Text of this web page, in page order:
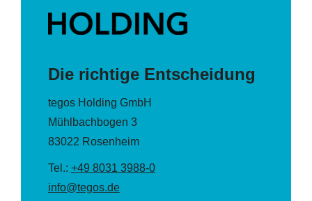
Die richtige Entscheidung
tegos Holding GmbH
Mühlbachbogen 3
83022 Rosenheim
Tel.: +49 8031 3988-0
info@tegos.de